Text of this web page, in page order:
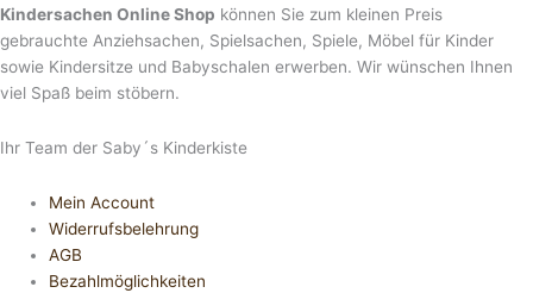
Kindersachen Online Shop können Sie zum kleinen Preis
gebrauchte Anziehsachen, Spiel­sachen, Spiele, Möbel für Kinder
sowie Kindersitze und Babyschalen erwerben. Wir wünschen Ihnen
viel Spaß beim stöbern.
Ihr Team der Saby´s Kinderkiste
Mein Account
Widerrufsbelehrung
AGB
Bezahlmöglichkeiten